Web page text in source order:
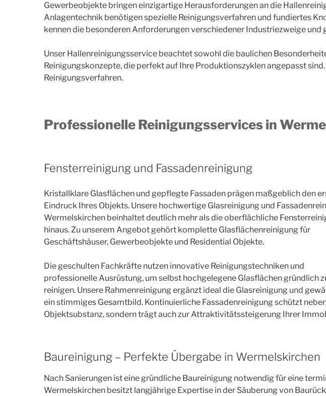
Gewerbeobjekte bringen einzigartige Herausforderungen an die
Anlagentechnik benötigen spezielle Reinigungsverfahren und fundiertes
kennen die besonderen Anforderungen verschiedener Industriezweige
Unser Hallenreinigungsservice beachtet sowohl die baulichen
Reinigungskonzepte, die perfekt auf Ihre Produktionszyklen angepasst
Reinigungsverfahren.
Professionelle Reinigungsservices in
Fensterreinigung und Fassadenreinigung
Kristallklare Glasflächen und gepflegte Fassaden prägen maßgeblich den
Eindruck Ihres Objekts. Unsere hochwertige Glasreinigung und
Wermelskirchen beinhaltet deutlich mehr als die oberflächliche
hinaus. Zu unserem Angebot gehört komplette Glasflächenreinigung für
Geschäftshäuser, Gewerbeobjekte und Residential Objekte.
Die geschulten Fachkräfte nutzen innovative Reinigungstechniken und
professionelle Ausrüstung, um selbst hochgelegene Glasflächen gründlich
reinigen. Unsere Rahmenreinigung ergänzt ideal die Glasreinigung und
ein stimmiges Gesamtbild. Kontinuierliche Fassadenreinigung schützt
Objektsubstanz, sondern trägt auch zur Attraktivitätssteigerung Ihrer
Baureinigung – Perfekte Übergabe in Wermelskirchen
Nach Sanierungen ist eine gründliche Baureinigung notwendig für eine
Wermelskirchen besitzt langjährige Expertise in der Säuberung von